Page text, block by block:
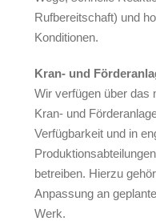
Rufbereitschaft) und
Konditionen.
Kran- und
Wir verfügen über das
Kran- und
Verfügbarkeit und in
betreiben. Hierzu
Anpassung an
Werk.